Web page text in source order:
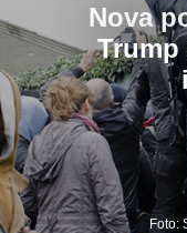
Nova
Trump
Foto: